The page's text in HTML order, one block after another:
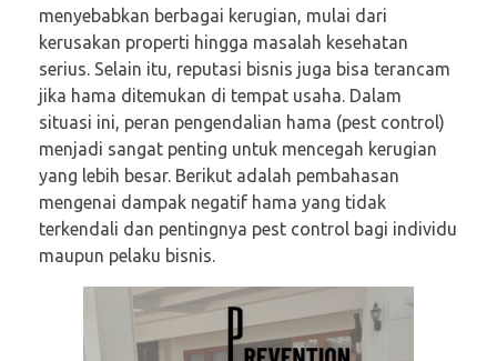
menyebabkan berbagai kerugian, mulai dari
kerusakan properti hingga masalah kesehatan
serius. Selain itu, reputasi bisnis juga bisa terancam
jika hama ditemukan di tempat usaha. Dalam
situasi ini, peran pengendalian hama (pest control)
menjadi sangat penting untuk mencegah kerugian
yang lebih besar. Berikut adalah pembahasan
mengenai dampak negatif hama yang tidak
terkendali dan pentingnya pest control bagi individu
maupun pelaku bisnis.